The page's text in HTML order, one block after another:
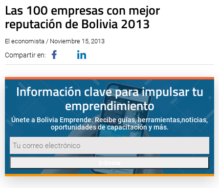
Las 100 empresas con mejor
reputación de Bolivia 2013
El economista / Noviembre 15, 2013
Compartir en:
Información clave para impulsar tu
emprendimiento
Únete a Bolivia Emprende. Recibe guías, herramientas,noticias,
oportunidades de capacitación y más.